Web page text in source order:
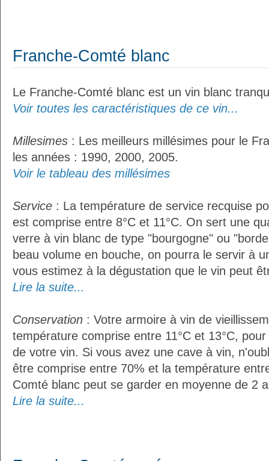
Franche-Comté blanc
Le Franche-Comté blanc est un vin blanc
Voir toutes les caractéristiques de ce vin...
Millesimes : Les meilleurs millésimes pour le
les années : 1990, 2000, 2005.
Voir le tableau des millésimes
Service : La température de service recquise
est comprise entre 8°C et 11°C. On sert une
verre à vin blanc de type "bourgogne" ou
beau volume en bouche, on pourra le servir à
vous estimez à la dégustation que le vin peut
Lire la suite...
Conservation : Votre armoire à vin de
température comprise entre 11°C et 13°C,
de votre vin. Si vous avez une cave à vin,
être comprise entre 70% et la température
Comté blanc peut se garder en moyenne de 2
Lire la suite...